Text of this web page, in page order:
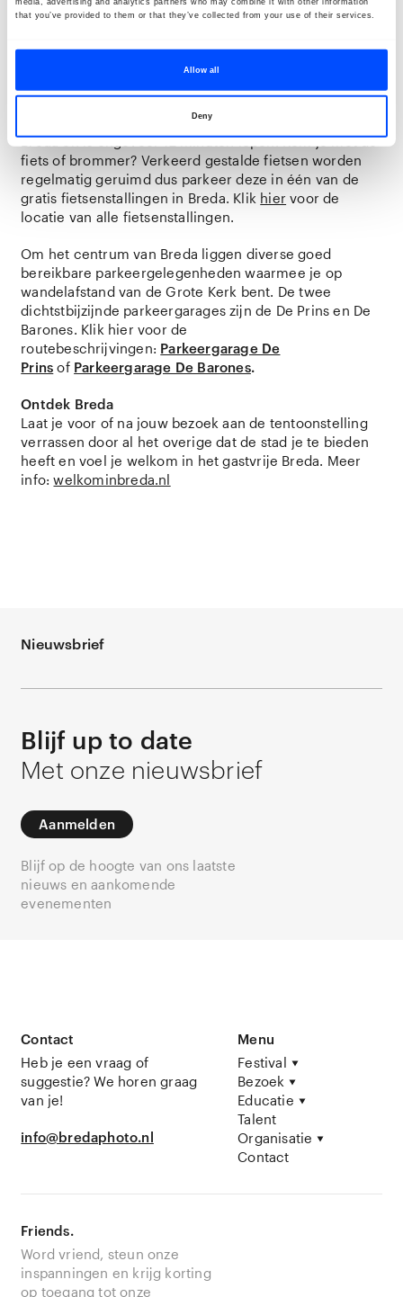
media, advertising and analytics partners who may combine it with other information
that you’ve provided to them or that they’ve collected from your use of their services.
Allow all
Deny
symbool van verbinding tussen de mens en het
verscheidenheid aan vogels en hun symbolische
Klik hier voor uitgebreide info.
De Grote Kerk Breda is goed te bereiken vanaf station
Breda en is ongeveer 12 minuten lopen. Kom je met de
fiets of brommer? Verkeerd gestalde fietsen worden
regelmatig geruimd dus parkeer deze in één van de
gratis fietsenstallingen in Breda. Klik hier voor de
locatie van alle fietsenstallingen.
Om het centrum van Breda liggen diverse goed
bereikbare parkeergelegenheden waarmee je op
wandelafstand van de Grote Kerk bent. De twee
dichtstbijzijnde parkeergarages zijn de De Prins en De
Barones. Klik hier voor de
routebeschrijvingen: Parkeergarage De
Prins of Parkeergarage De Barones.
Ontdek Breda
Laat je voor of na jouw bezoek aan de tentoonstelling
verrassen door al het overige dat de stad je te bieden
heeft en voel je welkom in het gastvrije Breda. Meer
info:welkominbreda.nl
Nieuwsbrief
Blijf up to date
Met onze nieuwsbrief
Aanmelden
Blijf op de hoogte van ons laatste
nieuws en aankomende
evenementen
Contact
Heb je een vraag of
suggestie? We horen graag
van je!
info@bredaphoto.nl
Menu
Festival
Bezoek
Educatie
Talent
Organisatie
Contact
Friends.
Word vriend, steun onze
inspanningen en krijg korting
op toegang tot onze